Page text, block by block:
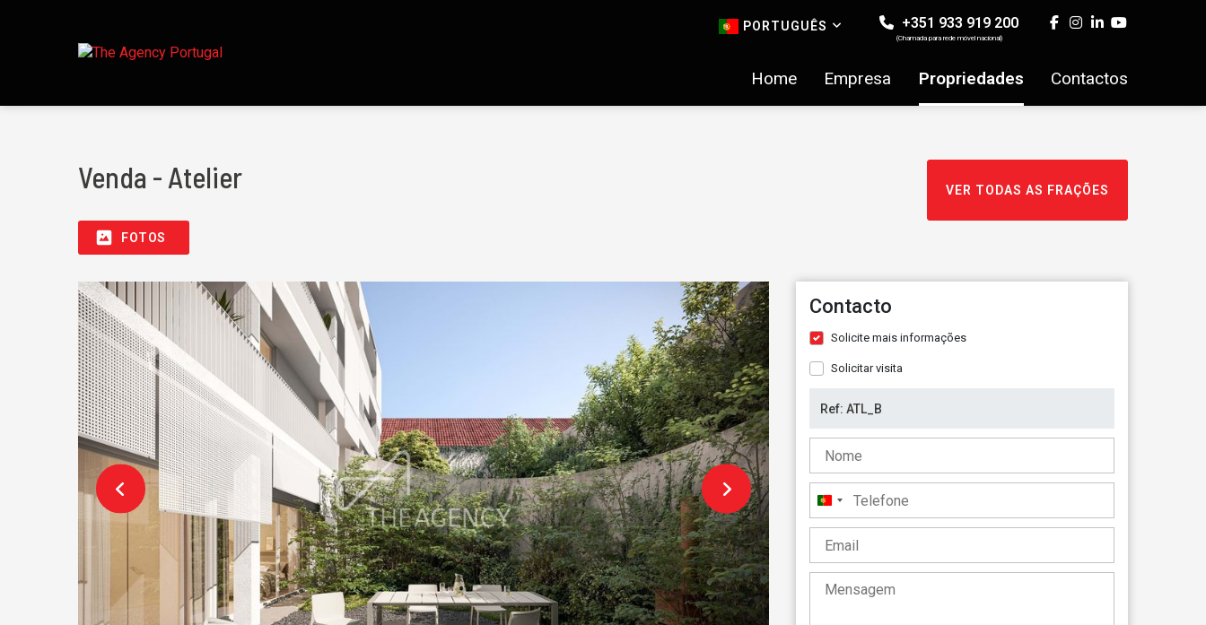
PORTUGUÊS +351 933 919 200
(Chamada para rede móvel nacional)
Home Empresa Propriedades Contactos
Venda - Atelier VER TODAS AS FRAÇÕES
FOTOS
Contacto
Solicite mais informações
Solicitar visita
Portugal
+351